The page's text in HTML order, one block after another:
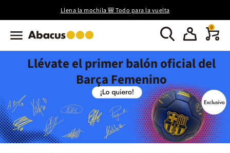
Llena la mochila 🎒 Todo para la vuelta
0
Llévate el primer balón oficial del
Barça Femenino